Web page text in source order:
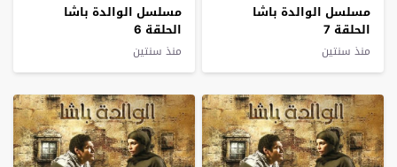
مسلسل الوالدة باشا
الحلقة 7
منذ سنتين
مسلسل الوالدة باشا
الحلقة 6
منذ سنتين